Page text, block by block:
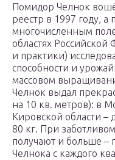
Помидор Челнок
реестр в 1997 году, а
многочисленным
областях
и практики)
способности и
массовом
Челнок выдал
на 10 кв. метров): в
Кировской области –
80 кг. При
получают и больше –
Челнока с каждого